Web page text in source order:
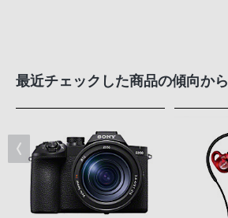
最近チェックした商品の傾向から